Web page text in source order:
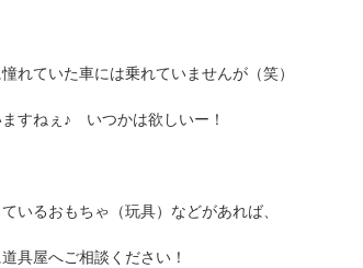
れていた車には乗れていませんが（笑）
すねぇ♪ いつかは欲しいー！
いるおもちゃ（玩具）などがあれば、
具屋へご相談ください！